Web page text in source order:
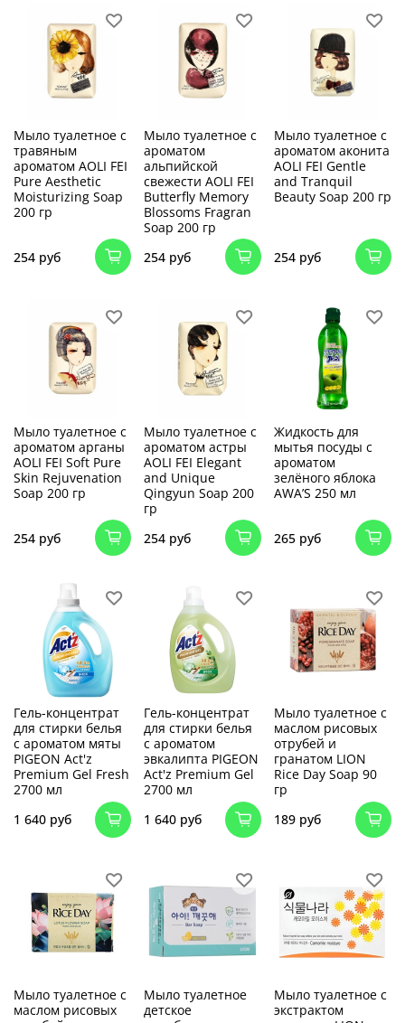
Мыло туалетное с
травяным
ароматом AOLI FEI
Pure Aesthetic
Moisturizing Soap
200 гр
254 руб
Мыло туалетное с
ароматом
альпийской
свежести AOLI FEI
Butterfly Memory
Blossoms Fragran
Soap 200 гр
254 руб
Мыло туалетное с
ароматом аконита
AOLI FEI Gentle
and Tranquil
Beauty Soap 200 гр
254 руб
Мыло туалетное с
ароматом арганы
AOLI FEI Soft Pure
Skin Rejuvenation
Soap 200 гр
254 руб
Мыло туалетное с
ароматом астры
AOLI FEI Elegant
and Unique
Qingyun Soap 200
гр
254 руб
Жидкость для
мытья посуды с
ароматом
зелёного яблока
AWA’S 250 мл
265 руб
Гель-концентрат
для стирки белья
с ароматом мяты
PIGEON Act'z
Premium Gel Fresh
2700 мл
1 640 руб
Гель-концентрат
для стирки белья
с ароматом
эвкалипта PIGEON
Act'z Premium Gel
2700 мл
1 640 руб
Мыло туалетное с
маслом рисовых
отрубей и
гранатом LION
Rice Day Soap 90
гр
189 руб
Мыло туалетное с
маслом рисовых
Мыло туалетное
детское
Мыло туалетное с
экстрактом